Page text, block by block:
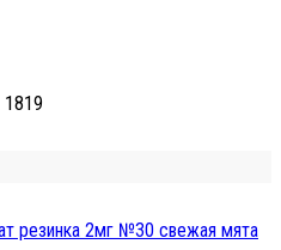
1819